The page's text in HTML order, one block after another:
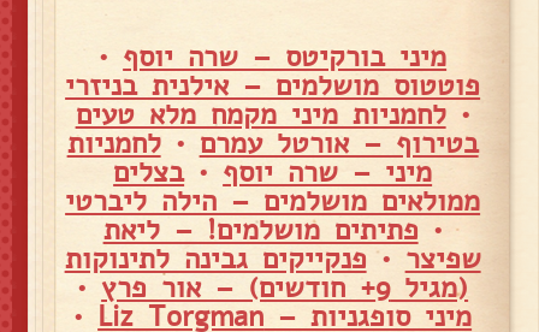
מיני בורקיטס – שרה יוסף •
פוטטוס מושלמים – אילנית בניזרי
•לחמניות מיני מקמח מלא טעים
בטירוף – אורטל עמרם •לחמניות
מיני – שרה יוסף •בצלים
ממולאים מושלמים – הילה ליברטי
• פתיתים מושלמים! – ליאת
שפיצר • פנקייקים גבינה לתינוקות
(מגיל 9+ חודשים) – אור פרץ •
מיני סופגניות – Liz Torgman •